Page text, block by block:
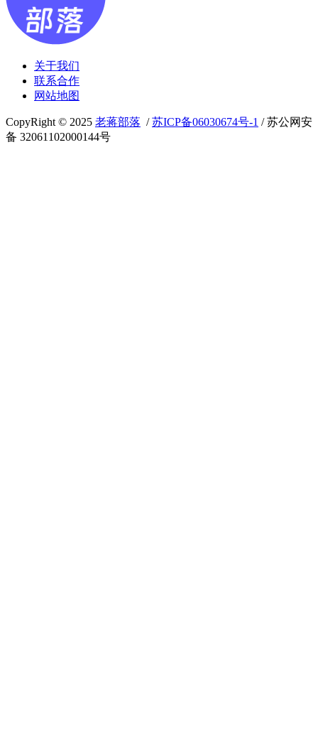
关于我们
联系合作
网站地图
CopyRight © 2025 老蒋部落 /苏ICP备06030674号-1 / 苏公网安
备 32061102000144号